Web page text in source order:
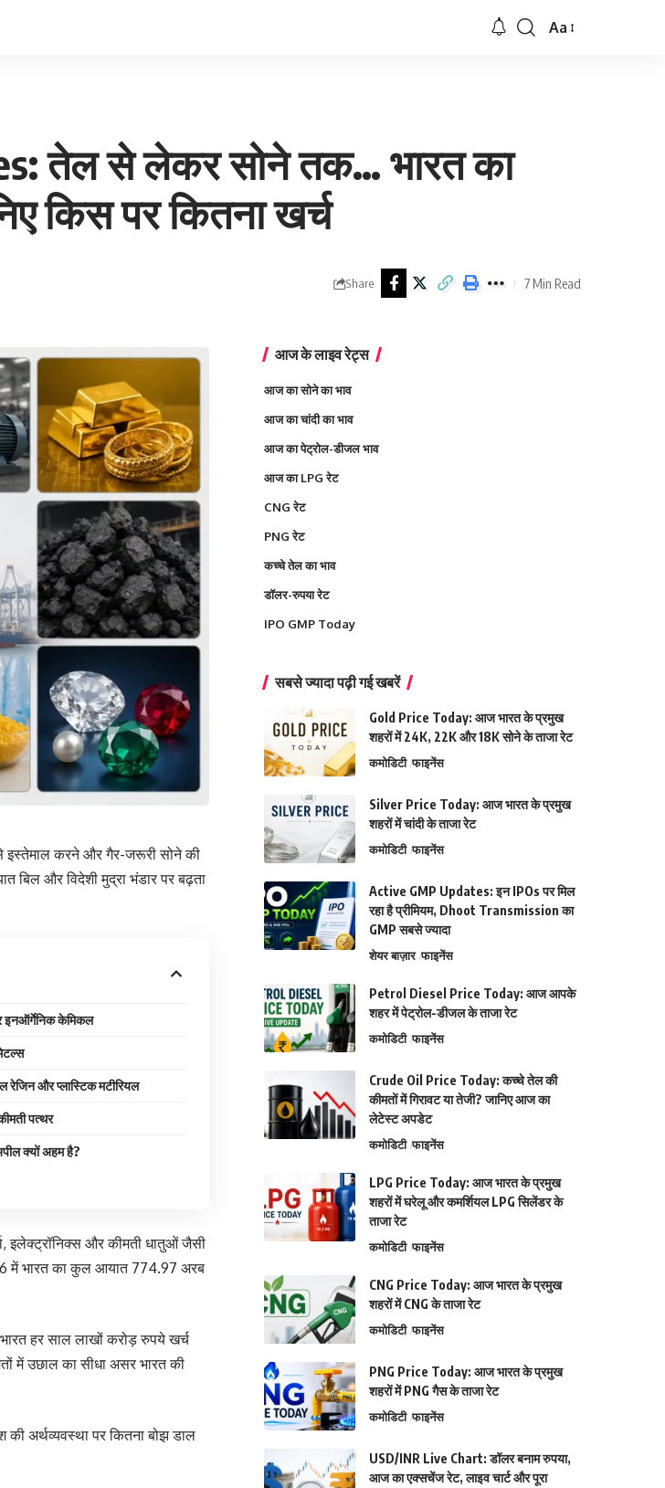
Font
Aa
तेल से लेकर सोने तक… भारत का
किस पर कितना खर्च
Share 7 Min Read
से इस्तेमाल करने और गैर-जरूरी सोने की
और विदेशी मुद्रा भंडार पर बढ़ता
इनऑर्गेनिक केमिकल
रेजिन और प्लास्टिक मटीरियल
पत्थर
क्यों अहम है?
इलेक्ट्रॉनिक्स और कीमती धातुओं जैसी
में भारत का कुल आयात 774.97 अरब
हर साल लाखों करोड़ रुपये खर्च
में उछाल का सीधा असर भारत की
अर्थव्यवस्था पर कितना बोझ डाल
आज के लाइव रेट्स
आज का सोने का भाव
आज का चांदी का भाव
आज का पेट्रोल-डीजल भाव
आज का LPG रेट
CNG रेट
PNG रेट
कच्चे तेल का भाव
डॉलर-रुपया रेट
IPO GMP Today
सबसे ज्यादा पढ़ी गई खबरें
Gold Price Today: आज भारत के प्रमुख
शहरों में 24K, 22K और 18K सोने के ताजा रेट
कमोडिटी फाइनेंस
Silver Price Today: आज भारत के प्रमुख
शहरों में चांदी के ताजा रेट
कमोडिटी फाइनेंस
Active GMP Updates: इन IPOs पर मिल
रहा है प्रीमियम, Dhoot Transmission का
GMP सबसे ज्यादा
शेयर बाज़ार फाइनेंस
Petrol Diesel Price Today: आज आपके
शहर में पेट्रोल-डीजल के ताजा रेट
कमोडिटी फाइनेंस
Crude Oil Price Today: कच्चे तेल की
कीमतों में गिरावट या तेजी? जानिए आज का
लेटेस्ट अपडेट
कमोडिटी फाइनेंस
LPG Price Today: आज भारत के प्रमुख
शहरों में घरेलू और कमर्शियल LPG सिलेंडर के
ताजा रेट
कमोडिटी फाइनेंस
CNG Price Today: आज भारत के प्रमुख
शहरों में CNG के ताजा रेट
कमोडिटी फाइनेंस
PNG Price Today: आज भारत के प्रमुख
शहरों में PNG गैस के ताजा रेट
कमोडिटी फाइनेंस
USD/INR Live Chart: डॉलर बनाम रुपया,
आज का एक्सचेंज रेट, लाइव चार्ट और पूरा